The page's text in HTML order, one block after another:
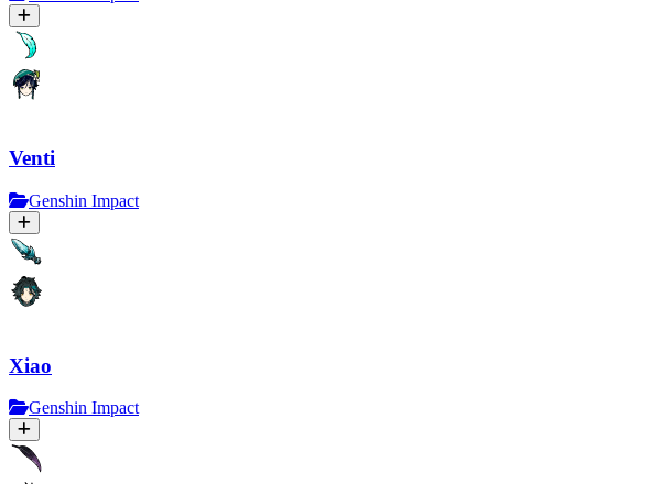
Venti
Genshin Impact
Xiao
Genshin Impact